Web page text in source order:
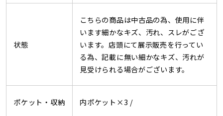
状態
こちらの商品は中古品の為、使用に伴
います細かなキズ、汚れ、スレがござ
います。店頭にて展示販売を行ってい
る為、記載に無い細かなキズ、汚れが
見受けられる場合がございます。
ポケット・収納 内ポケット×3 /